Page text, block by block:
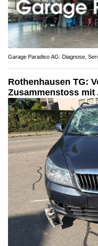
Garage Paradiso AG: Diagnose,
Rothenhausen TG:
Zusammenstoss mit